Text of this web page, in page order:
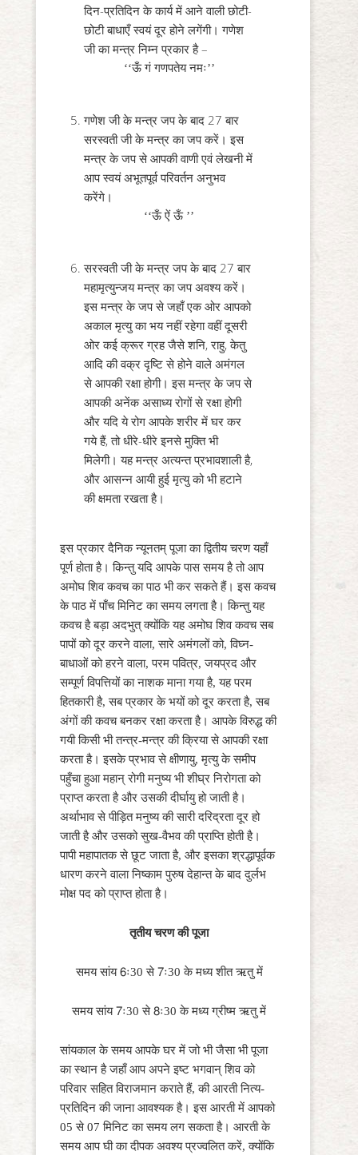
दिन-प्रतिदिन के कार्य में आने वाली छोटी-
छोटी बाधाएँ स्वयं दूर होने लगेंगी। गणेश
जी का मन्त्र निम्न प्रकार है –
‘‘ऊँ गं गणपतेय नमः’’
गणेश जी के मन्त्र जप के बाद 27 बार
सरस्वती जी के मन्त्र का जप करें। इस
मन्त्र के जप से आपकी वाणी एवं लेखनी में
आप स्वयं अभूतपूर्व परिवर्तन अनुभव
करेंगे।
‘‘ऊँ ऐं ऊँ ’’
सरस्वती जी के मन्त्र जप के बाद 27 बार
महामृत्युन्जय मन्त्र का जप अवश्य करें।
इस मन्त्र के जप से जहाँ एक ओर आपको
अकाल मृत्यु का भय नहीं रहेगा वहीं दूसरी
ओर कई क्रूर ग्रह जैसे शनि, राहु, केतु
आदि की वक्र दृष्टि से होने वाले अमंगल
से आपकी रक्षा होगी। इस मन्त्र के जप से
आपकी अनेंक असाध्य रोगों से रक्षा होगी
और यदि ये रोग आपके शरीर में घर कर
गये हैं, तो धीरे-धीरे इनसे मुक्ति भी
मिलेगी। यह मन्त्र अत्यन्त प्रभावशाली है,
और आसन्न आयी हुई मृत्यु को भी हटाने
की क्षमता रखता है।
इस प्रकार दैनिक न्यूनतम् पूजा का द्वितीय चरण यहाँ
पूर्ण होता है। किन्तु यदि आपके पास समय है तो आप
अमोघ शिव कवच का पाठ भी कर सकते हैं। इस कवच
के पाठ में पाँच मिनिट का समय लगता है। किन्तु यह
कवच है बड़ा अदभुत् क्योंकि यह अमोघ शिव कवच सब
पापों को दूर करने वाला, सारे अमंगलों को, विघ्न-
बाधाओं को हरने वाला, परम पवित्र, जयप्रद और
सम्पूर्ण विपत्तियों का नाशक माना गया है, यह परम
हितकारी है, सब प्रकार के भयों को दूर करता है, सब
अंगों की कवच बनकर रक्षा करता है। आपके विरुद्ध की
गयी किसी भी तन्त्र-मन्त्र की क्रिया से आपकी रक्षा
करता है। इसके प्रभाव से क्षीणायु, मृत्यु के समीप
पहुँचा हुआ महान् रोगी मनुष्य भी शीघ्र निरोगता को
प्राप्त करता है और उसकी दीर्घायु हो जाती है।
अर्थाभाव से पीड़ित मनुष्य की सारी दरिद्रता दूर हो
जाती है और उसको सुख-वैभव की प्राप्ति होती है।
पापी महापातक से छूट जाता है, और इसका श्रद्धापूर्वक
धारण करने वाला निष्काम पुरुष देहान्त के बाद दुर्लभ
मोक्ष पद को प्राप्त होता है।
तृतीय चरण की पूजा
समय सांय 6ः30 से 7ः30 के मध्य शीत ऋतु में
समय सांय 7ः30 से 8ः30 के मध्य ग्रीष्म ऋतु में
सांयकाल के समय आपके घर में जो भी जैसा भी पूजा
का स्थान है जहाँ आप अपने इष्ट भगवान् शिव को
परिवार सहित विराजमान कराते हैं, की आरती नित्य-
प्रतिदिन की जाना आवश्यक है। इस आरती में आपको
05 से 07 मिनिट का समय लग सकता है। आरती के
समय आप घी का दीपक अवश्य प्रज्वलित करें, क्योंकि